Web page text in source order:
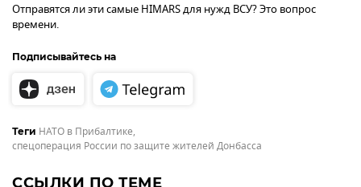
Отправятся ли эти самые HIMARS для нужд ВСУ? Это вопрос
времени.
Подписывайтесь на
Теги НАТО в Прибалтике,
спецоперация России по защите жителей Донбасса
ССЫЛКИ ПО ТЕМЕ